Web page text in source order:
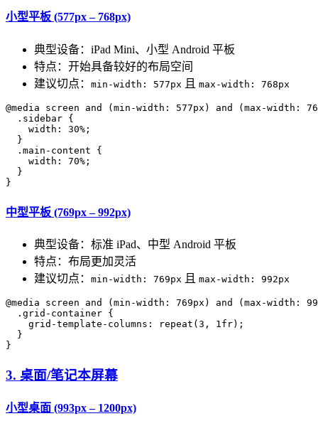
小型平板 (577px – 768px)
典型设备：iPad Mini、小型 Android 平板
特点：开始具备较好的布局空间
建议切点： min-width: 577px 且 max-width: 768px
@media screen and (min-width: 577px) and (max-width:
  .sidebar {
    width: 30%;
  }
  .main-content {
    width: 70%;
  }
中型平板 (769px – 992px)
典型设备：标准 iPad、中型 Android 平板
特点：布局更加灵活
建议切点： min-width: 769px 且 max-width: 992px
@media screen and (min-width: 769px) and (max-width:
  .grid-container {
    grid-template-columns: repeat(3, 1fr);
  }
3. 桌面/笔记本屏幕
小型桌面 (993px – 1200px)